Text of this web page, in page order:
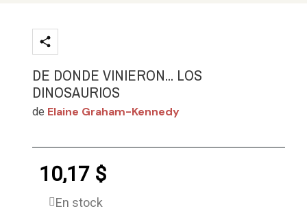
DE DONDE VINIERON... LOS
DINOSAURIOS
de Elaine Graham-Kennedy
10,17 $
En stock